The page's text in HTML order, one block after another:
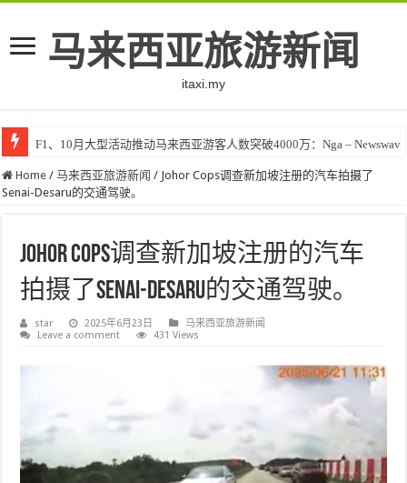
马来西亚旅游新闻
itaxi.my
F1、10月大型活动推动马来西亚游客人数突破4000万：Nga – Newswav
Home / 马来西亚旅游新闻 / Johor Cops调查新加坡注册的汽车拍摄了
Senai-Desaru的交通驾驶。
Johor Cops调查新加坡注册的汽车
拍摄了Senai-Desaru的交通驾驶。
star 2025年6月23日
马来西亚旅游新闻
Leave a comment
431 Views